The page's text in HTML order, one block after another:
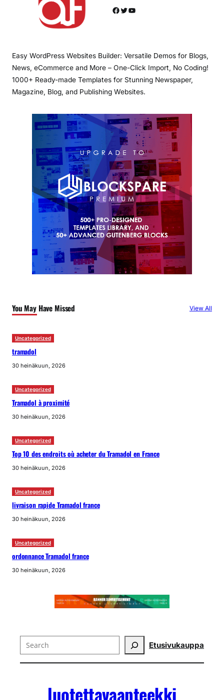
Facebook Twitter YouTube
Easy WordPress Websites Builder: Versatile Demos for Blogs,
News, eCommerce and More – One-Click Import, No Coding!
1000+ Ready-made Templates for Stunning Newspaper,
Magazine, Blog, and Publishing Websites.
You May Have Missed View All
Uncategorized
tramadol
30 heinäkuun, 2026
Uncategorized
Tramadol à proximité
30 heinäkuun, 2026
Uncategorized
Top 10 des endroits où acheter du Tramadol en France
30 heinäkuun, 2026
Uncategorized
livraison rapide Tramadol france
30 heinäkuun, 2026
Uncategorized
ordonnance Tramadol france
30 heinäkuun, 2026
Search Etusivukauppa
luotettavaapteekki